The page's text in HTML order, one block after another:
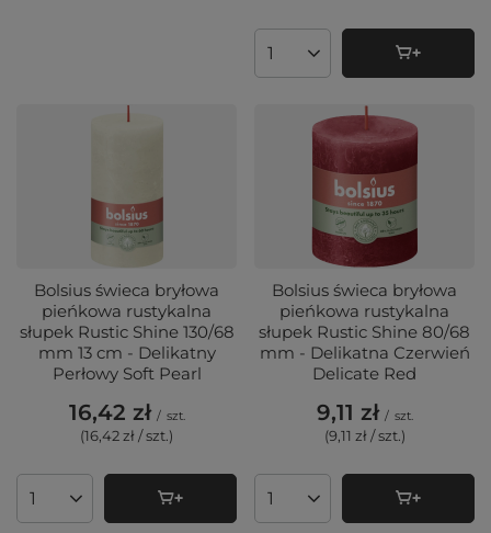
Ilość produktów
Bolsius świeca bryłowa
pieńkowa rustykalna
słupek Rustic Shine 130/68
mm 13 cm - Delikatny
Perłowy Soft Pearl
16,42 zł / szt.
(16,42 zł / szt.)
Ilość produktów
Bolsius świeca bryłowa
pieńkowa rustykalna
słupek Rustic Shine 80/68
mm - Delikatna Czerwień
Delicate Red
9,11 zł / szt.
(9,11 zł / szt.)
Ilość produktów